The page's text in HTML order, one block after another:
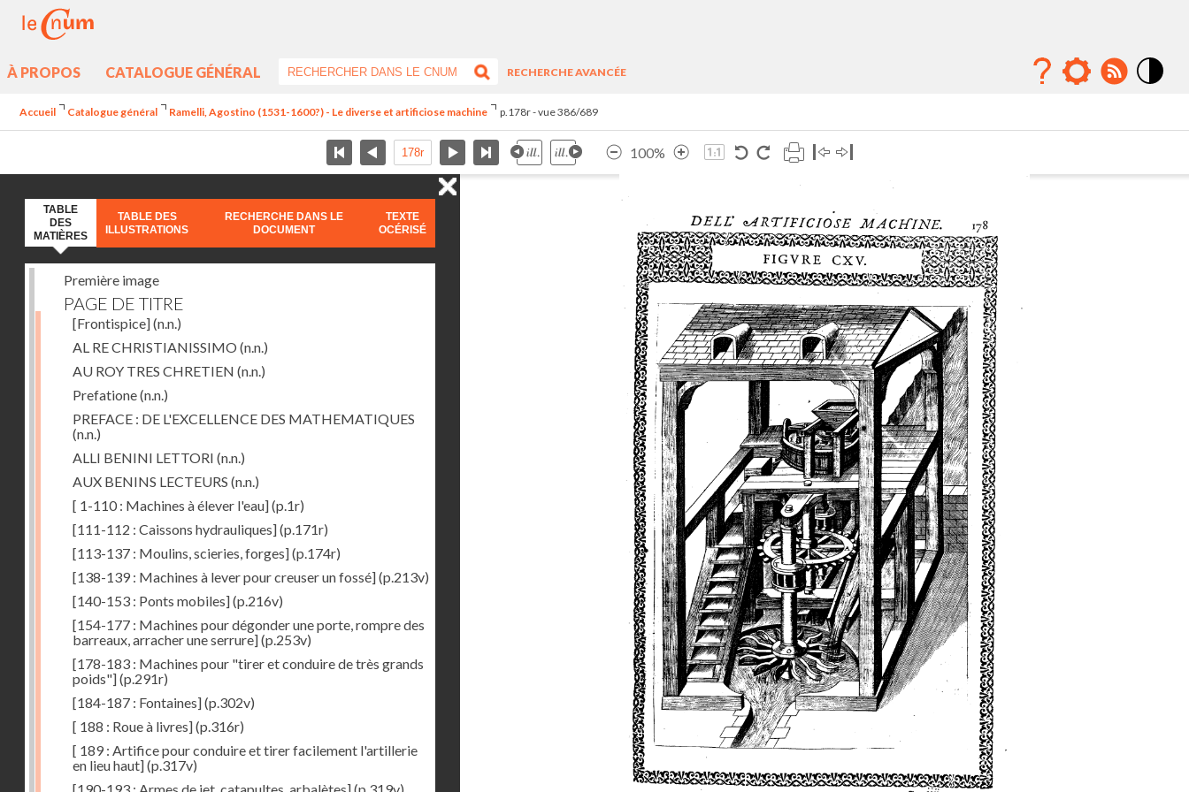
À PROPOS CATALOGUE GÉNÉRAL
RECHERCHE AVANCÉE
Accueil Catalogue général Ramelli, Agostino (1531-1600?) - Le diverse et artificiose machine p.178r - vue 386/689
100%
TABLE
DES
MATIÈRES
TABLE DES
ILLUSTRATIONS
RECHERCHE DANS LE
DOCUMENT
TEXTE
OCÉRISÉ
Première image
PAGE DE TITRE
[Frontispice](n.n.)
AL RE CHRISTIANISSIMO (n.n.)
AU ROY TRES CHRETIEN (n.n.)
Prefatione(n.n.)
PREFACE : DE L'EXCELLENCE DES MATHEMATIQUES
(n.n.)
ALLI BENINI LETTORI (n.n.)
AUX BENINS LECTEURS (n.n.)
[ 1-110 : Machines à élever l'eau](p.1r)
[111-112 : Caissons hydrauliques](p.171r)
[113-137 : Moulins, scieries, forges](p.174r)
[138-139 : Machines à lever pour creuser un fossé](p.213v)
[140-153 : Ponts mobiles](p.216v)
[154-177 : Machines pour dégonder une porte, rompre des
barreaux, arracher une serrure](p.253v)
[178-183 : Machines pour "tirer et conduire de très grands
poids"](p.291r)
[184-187 : Fontaines](p.302v)
[ 188 : Roue à livres](p.316r)
[ 189 : Artifice pour conduire et tirer facilement l'artillerie
en lieu haut](p.317v)